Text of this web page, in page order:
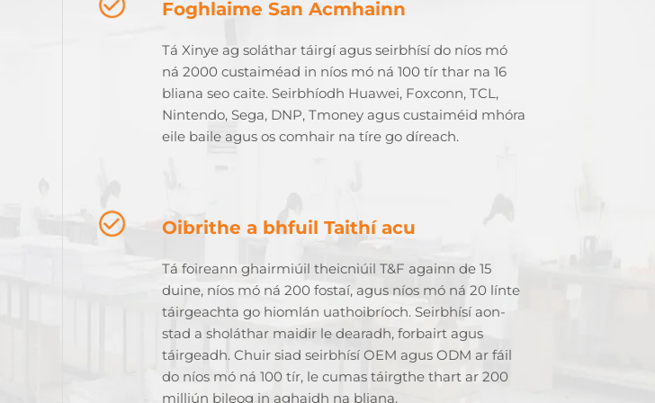
Foghlaime San Acmhainn
Tá Xinye ag soláthar táirgí agus seirbhísí do níos mó
ná 2000 custaiméad in níos mó ná 100 tír thar na 16
bliana seo caite. Seirbhíodh Huawei, Foxconn, TCL,
Nintendo, Sega, DNP, Tmoney agus custaiméid mhóra
eile baile agus os comhair na tíre go díreach.
Oibrithe a bhfuil Taithí acu
Tá foireann ghairmiúil theicniúil T&F againn de 15
duine, níos mó ná 200 fostaí, agus níos mó ná 20 línte
táirgeachta go hiomlán uathoibríoch. Seirbhísí aon-
stad a sholáthar maidir le dearadh, forbairt agus
táirgeadh. Chuir siad seirbhísí OEM agus ODM ar fáil
do níos mó ná 100 tír, le cumas táirgthe thart ar 200
milliún bileog in aghaidh na bliana.